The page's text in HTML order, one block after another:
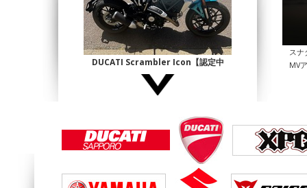
DUCATI Scrambler Icon【認定中
古】
¥1,140,000
スナ
MV